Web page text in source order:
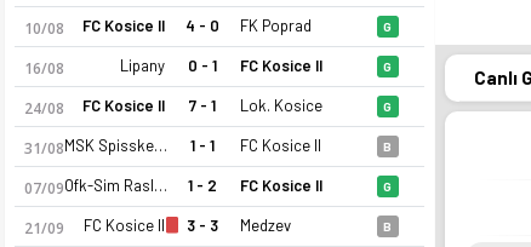
10/08 FC Kosice II 4 - 0 FK Poprad G
16/08 Lipany 0 - 1 FC Kosice II G
24/08 FC Kosice II 7 - 1 Lok. Kosice G
31/08 MSK Spisske Podhradie 1 - 1 FC Kosice II B
07/09 Ofk-Sim Raslavice 1 - 2 FC Kosice II G
21/09 FC Kosice II 3 - 3 Medzev B
Canlı